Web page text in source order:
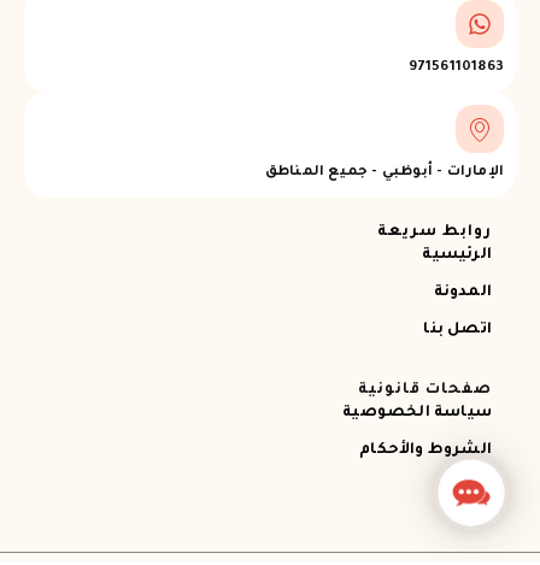
971561101863
الإمارات - أبوظبي - جميع المناطق
روابط سريعة
الرئيسية
المدونة
اتصل بنا
صفحات قانونية
سياسة الخصوصية
الشروط والأحكام
Contact
Us